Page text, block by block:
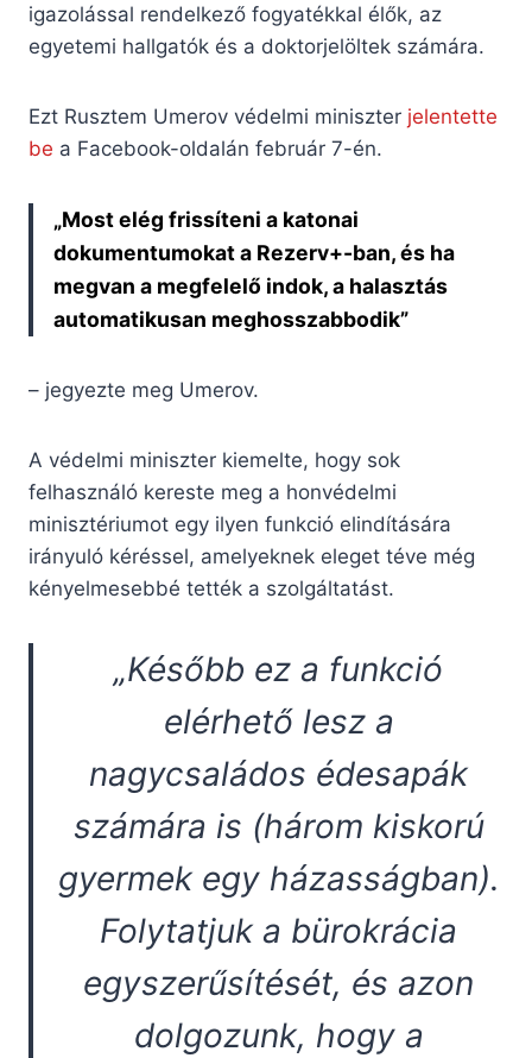
igazolással rendelkező fogyatékkal élők, az
egyetemi hallgatók és a doktorjelöltek számára.
Ezt Rusztem Umerov védelmi miniszter jelentette
be a Facebook-oldalán február 7-én.
„Most elég frissíteni a katonai
dokumentumokat a Rezerv+-ban, és ha
megvan a megfelelő indok, a halasztás
automatikusan meghosszabbodik”
– jegyezte meg Umerov.
A védelmi miniszter kiemelte, hogy sok
felhasználó kereste meg a honvédelmi
minisztériumot egy ilyen funkció elindítására
irányuló kéréssel, amelyeknek eleget téve még
kényelmesebbé tették a szolgáltatást.
„Később ez a funkció
elérhető lesz a
nagycsaládos édesapák
számára is (három kiskorú
gyermek egy házasságban).
Folytatjuk a bürokrácia
egyszerűsítését, és azon
dolgozunk, hogy a